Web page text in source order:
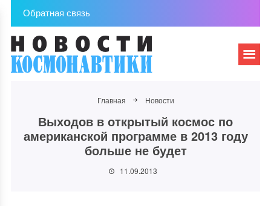
Обратная связь
Главная Новости
Выходов в открытый космос по
американской программе в 2013 году
больше не будет
11.09.2013